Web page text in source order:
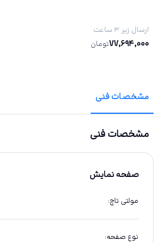
ارسال زیر ۳ ساعت
77,694,000تومان
مشخصات فنی
مشخصات فنی
صفحه نمایش
مولتی تاچ:
نوع صفحه: